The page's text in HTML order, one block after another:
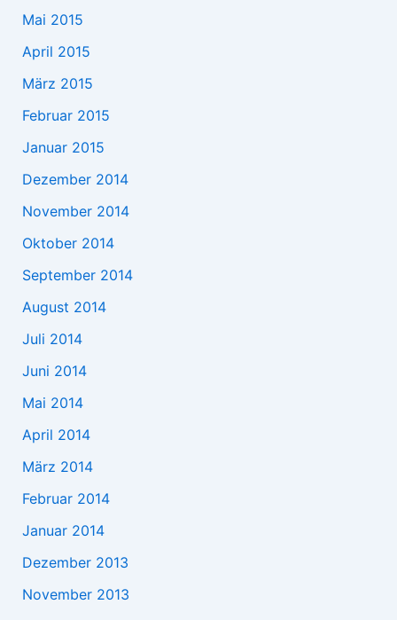
Mai 2015
April 2015
März 2015
Februar 2015
Januar 2015
Dezember 2014
November 2014
Oktober 2014
September 2014
August 2014
Juli 2014
Juni 2014
Mai 2014
April 2014
März 2014
Februar 2014
Januar 2014
Dezember 2013
November 2013